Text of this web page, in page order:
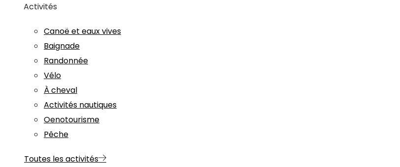
Activités
Canoë et eaux vives
Baignade
Randonnée
Vélo
À cheval
Activités nautiques
Oenotourisme
Pêche
Toutes les activités